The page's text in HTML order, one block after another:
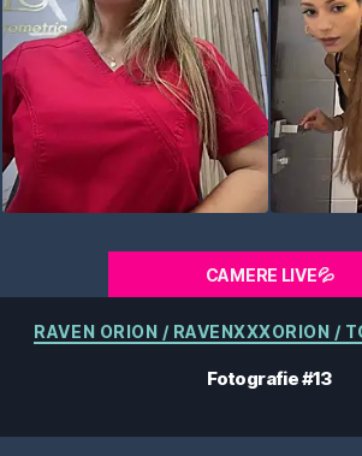
CAMERE LIVE💦
Categorii
RAVEN ORION / RAVENXXXORION /
Fotografie #13